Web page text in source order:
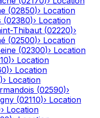
(02850)› Location
(02380)› Location
Thibaut (02220)›
(02500)› Location
(02300)› Location
)› Location
)› Location
)› Location
(02590)›
(02110)› Location
› Location